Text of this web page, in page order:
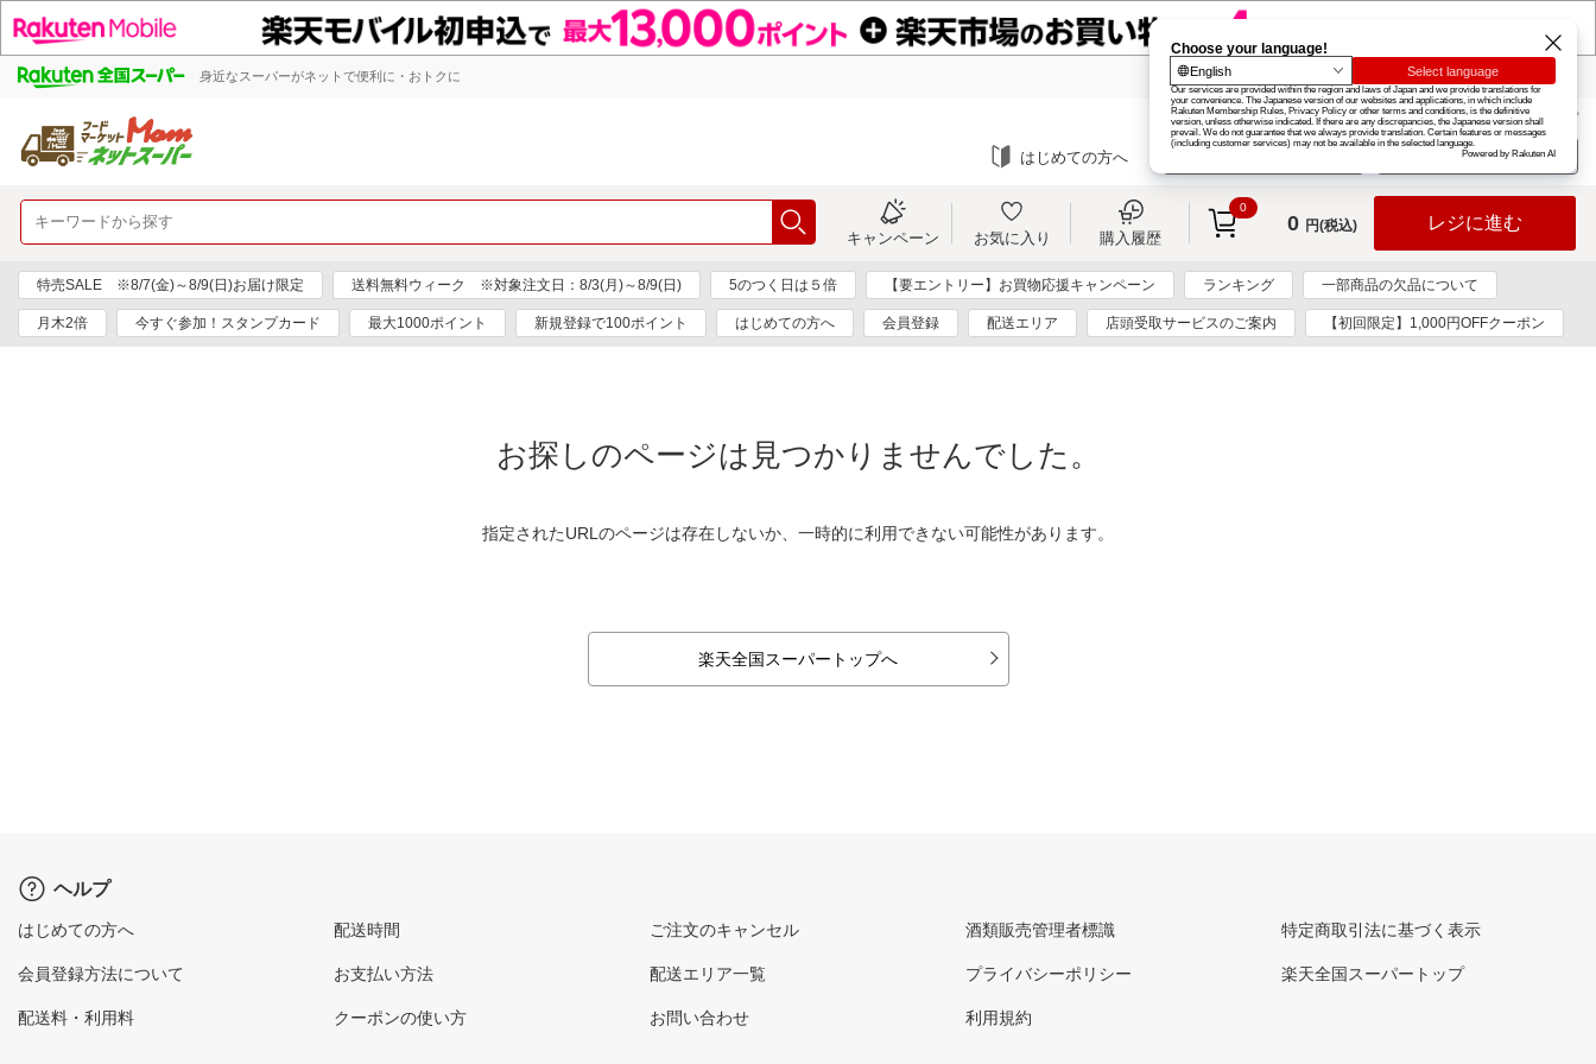
身近なスーパーがネットで便利に・おトクに 楽天グループ カード
お知らせ ヘルプ
はじめての方へ ログイン
キャンペーン お気に入り 購入履歴
0
0 円(税込) レジに進む
特売SALE ※8/7(金)～8/9(日)お届け限定 送料無料ウィーク ※対象注文日：8/3(月)～8/9(日) 5のつく日は５倍 【要エントリー】お買物応援キャンペーン ランキング 一部商品の欠品について
月木2倍 今すぐ参加！スタンプカード 最大1000ポイント 新規登録で100ポイント はじめての方へ 会員登録 配送エリア 店頭受取サービスのご案内 【初回限定】1,000円OFFクーポン
お探しのページは見つかりませんでした。
指定されたURLのページは存在しないか、一時的に利用できない可能性があります。
楽天全国スーパートップへ
ヘルプ
はじめての方へ
会員登録方法について
配送料・利用料
配送時間
お支払い方法
クーポンの使い方
ご注文のキャンセル
配送エリア一覧
お問い合わせ
酒類販売管理者標識
プライバシーポリシー
利用規約
特定商取引法に基づく表示
楽天全国スーパートップ